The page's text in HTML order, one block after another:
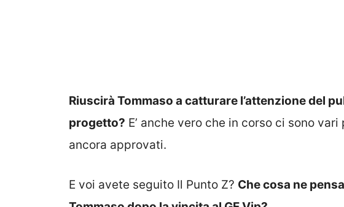
Riuscirà Tommaso a catturare l’attenzione del
progetto? E’ anche vero che in corso ci sono
ancora approvati.
E voi avete seguito Il Punto Z? Che cosa ne